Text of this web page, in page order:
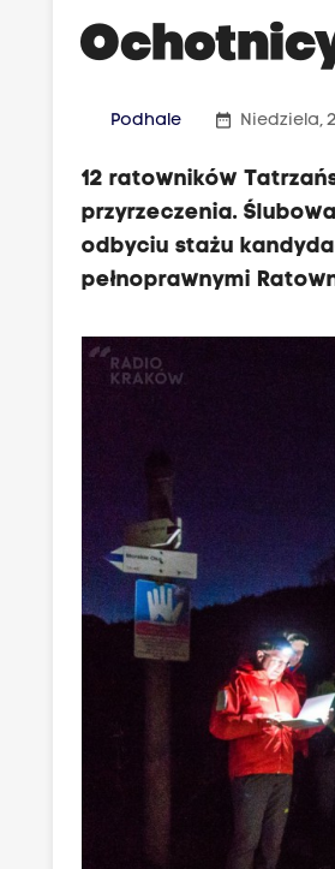
Podhale date_range Niedziela,
12 ratowników
przyrzeczenia.
odbyciu stażu
pełnoprawnymi